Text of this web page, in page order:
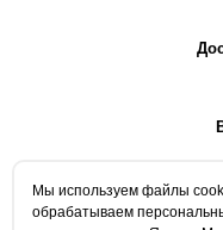
Мы используем файлы
обрабатываем